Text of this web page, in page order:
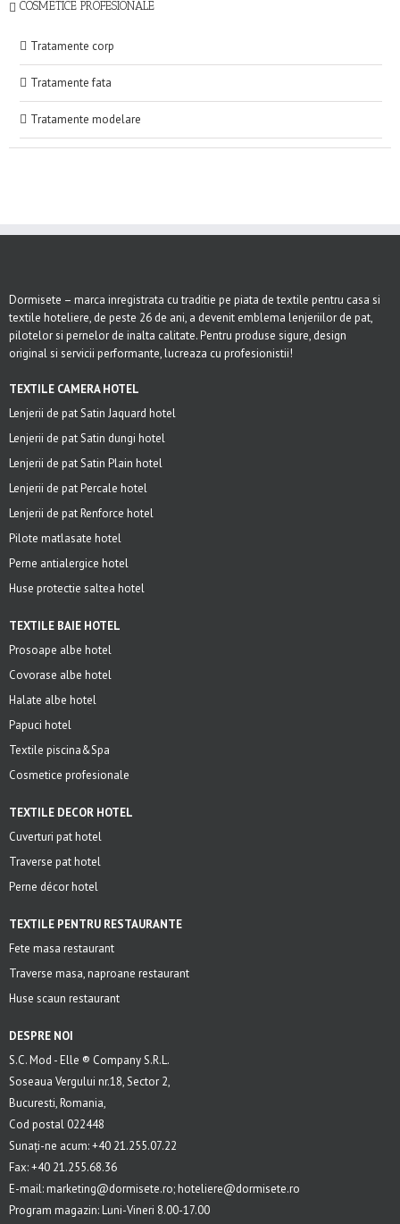
COSMETICE PROFESIONALE
Tratamente corp
Tratamente fata
Tratamente modelare
Dormisete – marca inregistrata cu traditie pe piata de textile pentru casa si
textile hoteliere, de peste 26 de ani, a devenit emblema lenjeriilor de pat,
pilotelor si pernelor de inalta calitate. Pentru produse sigure, design
original si servicii performante, lucreaza cu profesionistii!
TEXTILE CAMERA HOTEL
Lenjerii de pat Satin Jaquard hotel
Lenjerii de pat Satin dungi hotel
Lenjerii de pat Satin Plain hotel
Lenjerii de pat Percale hotel
Lenjerii de pat Renforce hotel
Pilote matlasate hotel
Perne antialergice hotel
Huse protectie saltea hotel
TEXTILE BAIE HOTEL
Prosoape albe hotel
Covorase albe hotel
Halate albe hotel
Papuci hotel
Textile piscina&Spa
Cosmetice profesionale
TEXTILE DECOR HOTEL
Cuverturi pat hotel
Traverse pat hotel
Perne décor hotel
TEXTILE PENTRU RESTAURANTE
Fete masa restaurant
Traverse masa, naproane restaurant
Huse scaun restaurant
DESPRE NOI
S.C. Mod - Elle ® Company S.R.L.
Soseaua Vergului nr.18, Sector 2,
Bucuresti, Romania,
Cod postal 022448
Sunați-ne acum: +40 21.255.07.22
Fax: +40 21.255.68.36
E-mail: marketing@dormisete.ro; hoteliere@dormisete.ro
Program magazin: Luni-Vineri 8.00-17.00